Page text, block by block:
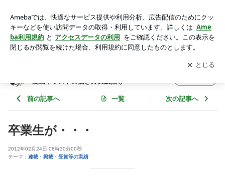
漫画イラストの描き方実践指導
アプリをダウンロードして ブログの更新通知
を受け取りまし
ょう。
開く
漫画イラストの描き方実践指導
前の記事へ 一覧 次の記事へ
卒業生が・・・
2012年02月24日 08時30分00秒
テーマ： 連載・掲載・受賞等の実績